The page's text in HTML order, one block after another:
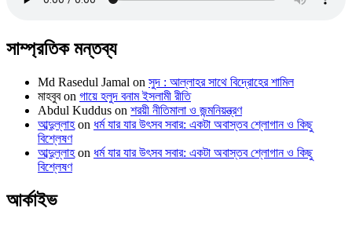
সাম্প্রতিক মন্তব্য
Md Rasedul Jamal on সুদ : আল্লাহর সাথে বিদ্রোহের শামিল
মাহবুবon গায়ে হলুদ বনাম ইসলামী রীতি
Abdul Kuddus on শরয়ী নীতিমালা ও জন্মনিয়ন্ত্রণ
আব্দুল্লাহon ধর্ম যার যার উৎসব সবার: একটা অবাস্তব শ্লোগান ও কিছু
বিশ্লেষণ
আব্দুল্লাহon ধর্ম যার যার উৎসব সবার: একটা অবাস্তব শ্লোগান ও কিছু
বিশ্লেষণ
আর্কাইভ